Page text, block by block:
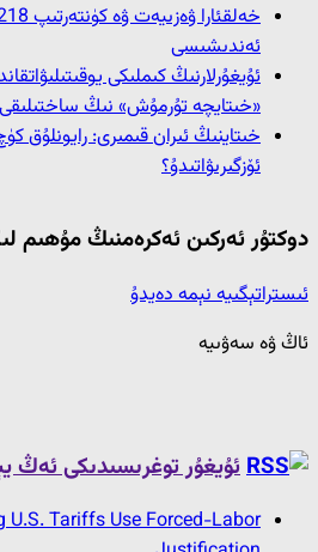
ئەندىشىسى
ئۇيغۇرلارنىڭ كىملىكى
«خىتايچە تۇرمۇش» نىڭ ساختىلىقى
خىتاينىڭ ئىران قىمىرى: رايونلۇق
ئۆزگىرىۋاتىدۇ؟
دوكتۇر ئەركىن ئەكرەمنىڭ مۇھىم
ئىستراتېگىيە نېمە دەيدۇ
ئاڭ ۋە سەۋىيە
ئۇيغۇر توغرىسىدىكى ئەڭ
U.S. Tariffs Use Forced-Labor